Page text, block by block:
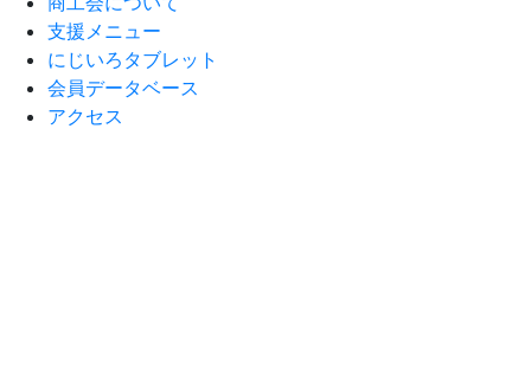
支援メニュー
にじいろタブレット
会員データベース
アクセス